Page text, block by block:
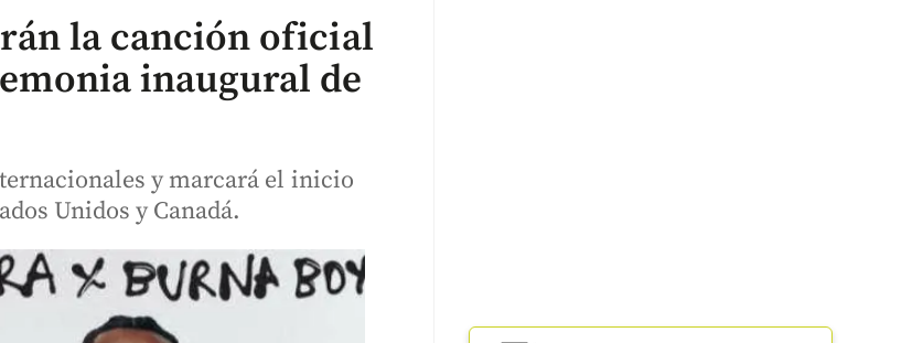
la canción oficial
inaugural de
y marcará el inicio
Unidos y Canadá.